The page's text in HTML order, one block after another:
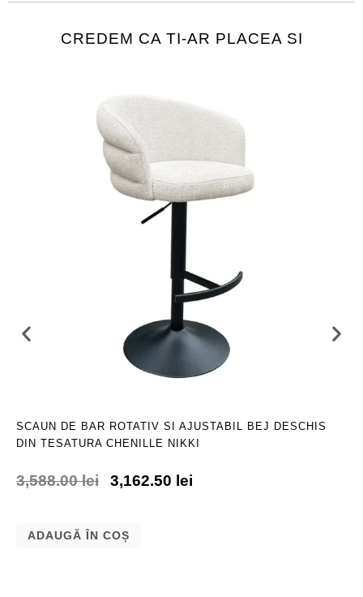
CREDEM CA TI-AR PLACEA SI
SCAUN DE BAR ROTATIV SI AJUSTABIL BEJ DESCHIS
DIN TESATURA CHENILLE NIKKI
3,588.00lei 3,162.50 lei
ADAUGĂ ÎN COȘ